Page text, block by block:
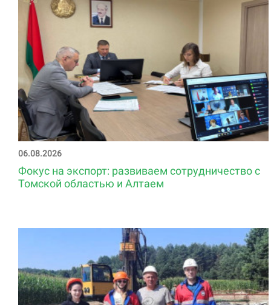
06.08.2026
Фокус на экспорт: развиваем сотрудничество с
Томской областью и Алтаем